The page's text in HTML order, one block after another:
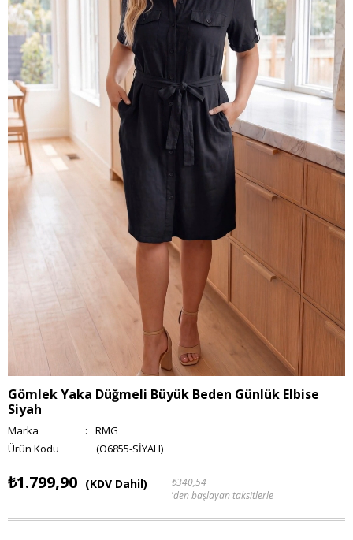
Gömlek Yaka Düğmeli Büyük Beden Günlük Elbise
Siyah
Marka :
RMG
(O6855-SİYAH)
₺1.799,90 (KDV Dahil)
₺340,54
'den başlayan taksitlerle